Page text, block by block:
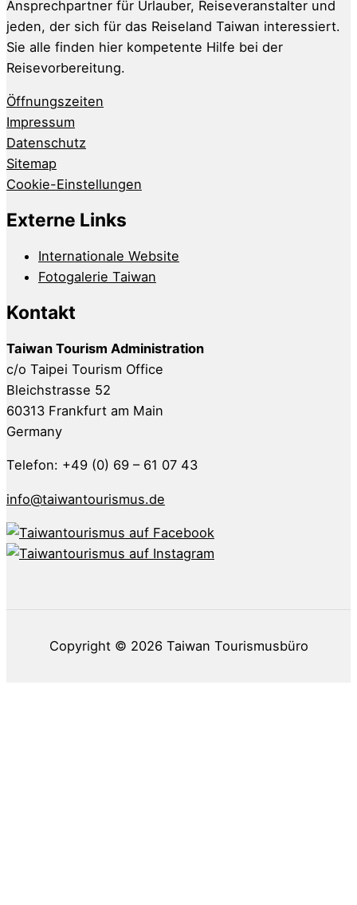
Ansprechpartner für Urlauber, Reiseveranstalter und
jeden, der sich für das Reiseland Taiwan interessiert.
Sie alle finden hier kompetente Hilfe bei der
Reisevorbereitung.
Öffnungszeiten
Impressum
Datenschutz
Sitemap
Cookie-Einstellungen
Externe Links
Internationale Website
Fotogalerie Taiwan
Kontakt
Taiwan Tourism Administration
c/o Taipei Tourism Office
Bleichstrasse 52
60313 Frankfurt am Main
Germany
Telefon: +49 (0) 69 – 61 07 43
info@taiwantourismus.de
Copyright © 2026 Taiwan Tourismusbüro